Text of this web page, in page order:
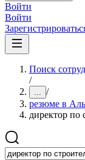
Войти
Войти
Поиск
/
... /
резюме в
директор по